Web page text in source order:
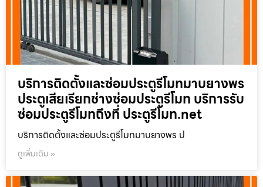
บริการติดตั้งและซ่อมประตูรีโมทมาบยางพร
ประตูเสียเรียกช่างซ่อมประตูรีโมท บริการรับ
ซ่อมประตูรีโมทถึงที่ ประตูรีโมท.net
บริการติดตั้งและซ่อมประตูรีโมทมาบยางพร ป
ดูเพิ่มเติม »